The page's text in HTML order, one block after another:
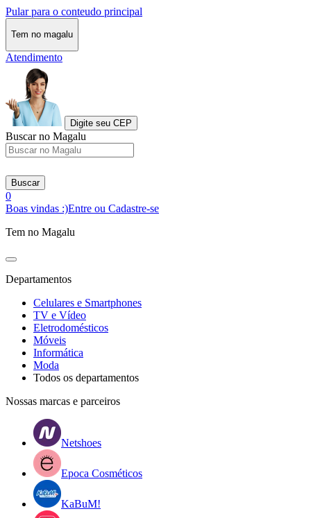
Pular para o conteudo principal
Tem no magalu
Atendimento
Digite seu CEP
Buscar no Magalu
Buscar
0
Boas vindas :)Entre ou Cadastre-se
Tem no Magalu
Departamentos
Celulares e Smartphones
TV e Vídeo
Eletrodomésticos
Móveis
Informática
Moda
Todos os departamentos
Nossas marcas e parceiros
Netshoes
Epoca Cosméticos
KaBuM!